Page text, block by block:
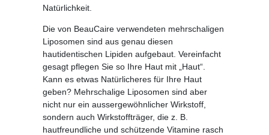
Natürlichkeit.
Die von BeauCaire verwendeten mehrschaligen
Liposomen sind aus genau diesen
hautidentischen Lipiden aufgebaut. Vereinfacht
gesagt pflegen Sie so Ihre Haut mit „Haut“.
Kann es etwas Natürlicheres für Ihre Haut
geben? Mehrschalige Liposomen sind aber
nicht nur ein aussergewöhnlicher Wirkstoff,
sondern auch Wirkstoffträger, die z. B.
hautfreundliche und schützende Vitamine rasch